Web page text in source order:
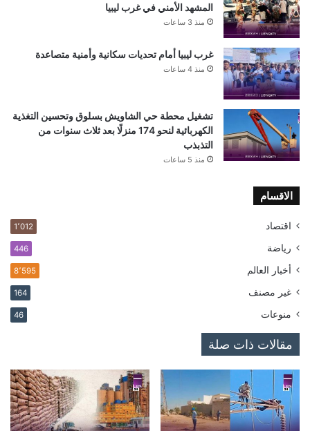
المشهد الأمني في غرب ليبيا
منذ 3 ساعات
غرب ليبيا أمام تحديات سكانية وأمنية متصاعدة
منذ 4 ساعات
تشغيل محطة حي الشاويش بسلوق وتحسين التغذية
الكهربائية لنحو 174 منزلًا بعد ثلاث سنوات من
التذبذب
منذ 5 ساعات
الاقسام
اقتصاد 1٬012
رياضة 446
أخبار العالم 8٬595
غير مصنف 164
منوعات 46
مقالات ذات صلة